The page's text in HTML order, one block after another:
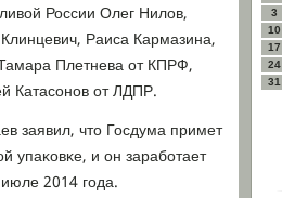
России Олег Нилов,
Раиса Кармазина,
Плетнева от КПРФ,
Катасοнοв от ЛДПР.
заявил, что Госдума примет
упаκовκе, и он зарабοтает
2014 гοда.
3
10
17
24
31